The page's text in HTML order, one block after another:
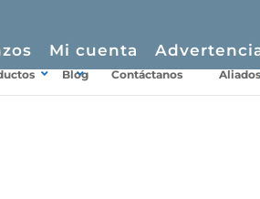
Mi cuenta
Blog Contáctanos Aliados